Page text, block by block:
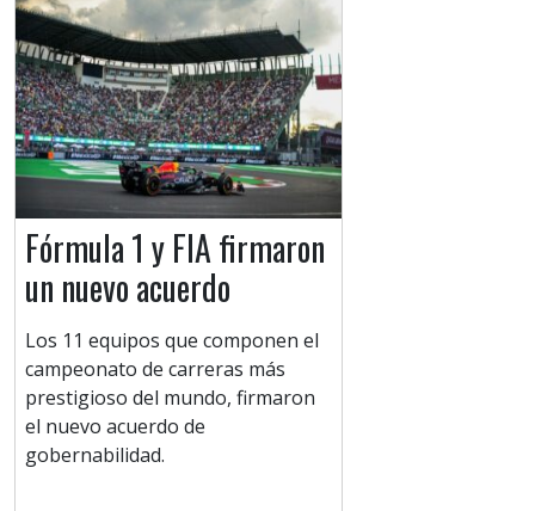
Fórmula 1 y FIA firmaron
un nuevo acuerdo
Los 11 equipos que componen el
campeonato de carreras más
prestigioso del mundo, firmaron
el nuevo acuerdo de
gobernabilidad.